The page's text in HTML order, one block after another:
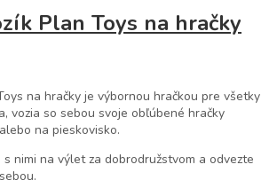
Plan Toys na hračky
na hračky je výbornou hračkou pre všetky
vozia so sebou svoje obľúbené hračky
na pieskovisko.
nimi na výlet za dobrodružstvom a odvezte